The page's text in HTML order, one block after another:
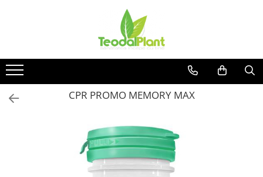
SUPLIMENTE ARTICULATII
ANTIINFLAMATOARE
SUPLIMENTE TONICE
SUPLIMENTE DIABET
CPR PROMO MEMORY MAX